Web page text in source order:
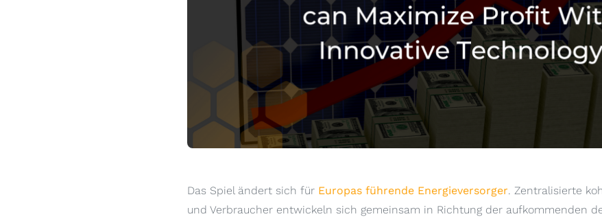
Das Spiel ändert sich für Europas führende Energieversorger. Zentralisierte
und Verbraucher entwickeln sich gemeinsam in Richtung der aufkommenden